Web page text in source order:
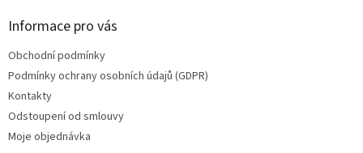
Informace pro vás
Obchodní podmínky
Podmínky ochrany osobních údajů (GDPR)
Kontakty
Odstoupení od smlouvy
Moje objednávka